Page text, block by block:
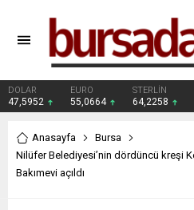
DOLAR
47,5952
EURO
55,0664
STERLİN
64,2258
Anasayfa
Bursa
Nilüfer Belediyesi’nin dördüncü kreşi
Bakımevi açıldı